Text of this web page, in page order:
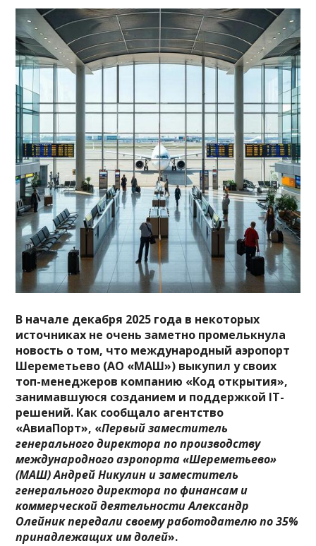
В начале декабря 2025 года в некоторых
источниках не очень заметно промелькнула
новость о том, что международный аэропорт
Шереметьево (АО «МАШ») выкупил у своих
топ-менеджеров компанию «Код открытия»,
занимавшуюся созданием и поддержкой IT-
решений. Как сообщало агентство
«АвиаПорт», «Первый заместитель
генерального директора по производству
международного аэропорта «Шереметьево»
(МАШ) Андрей Никулин и заместитель
генерального директора по финансам и
коммерческой деятельности Александр
Олейник передали своему работодателю по 35%
принадлежащих им долей».